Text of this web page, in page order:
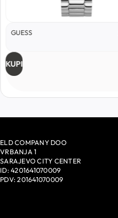
GUESS
KUPI
ELD COMPANY DOO
VRBANJA 1
SARAJEVO CITY CENTER
ID: 4201641070009
PDV: 201641070009